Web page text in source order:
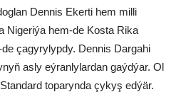
Dennis Ekerti hem milli
Nigeriýa hem-de Kosta Rika
çagyrylypdy. Dennis Dargahi
asly eýranlylardan gaýdýar. Ol
toparynda çykyş edýär.